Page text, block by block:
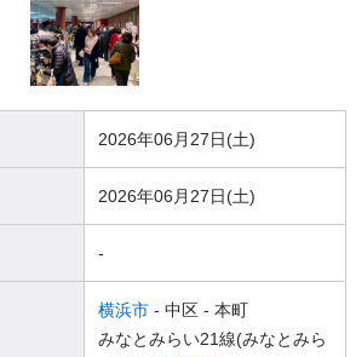
2026年06月27日(土)
2026年06月27日(土)
-
横浜市 - 中区 - 本町
みなとみらい21線(みなとみら